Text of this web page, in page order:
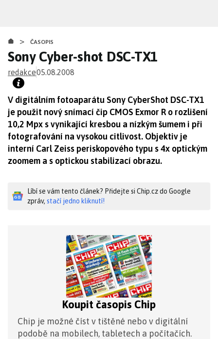
obsahu
> ČASOPIS
Sony Cyber-shot DSC-TX1
redakce05.08.2008
V digitálním fotoaparátu Sony CyberShot DSC-TX1
je použit nový snímací čip CMOS Exmor R o rozlišení
10,2 Mpx s vynikající kresbou a nízkým šumem i při
fotografování na vysokou citlivost. Objektiv je
interní Carl Zeiss periskopového typu s 4x optickým
zoomem a s optickou stabilizací obrazu.
Líbí se vám tento článek? Přidejte si Chip.cz do Google
zpráv, stačí jedno kliknutí!
Koupit časopis Chip
Chip je možné číst v tištěné nebo v digitální
podobě na mobilech, tabletech a počítačích.